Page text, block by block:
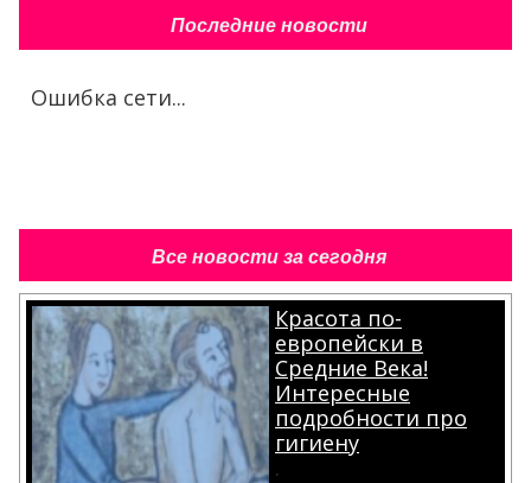
Последние новости
Ошибка сети...
Все новости за сегодня
Красота по-
европейски в
Средние Века!
Интересные
подробности про
гигиену
.